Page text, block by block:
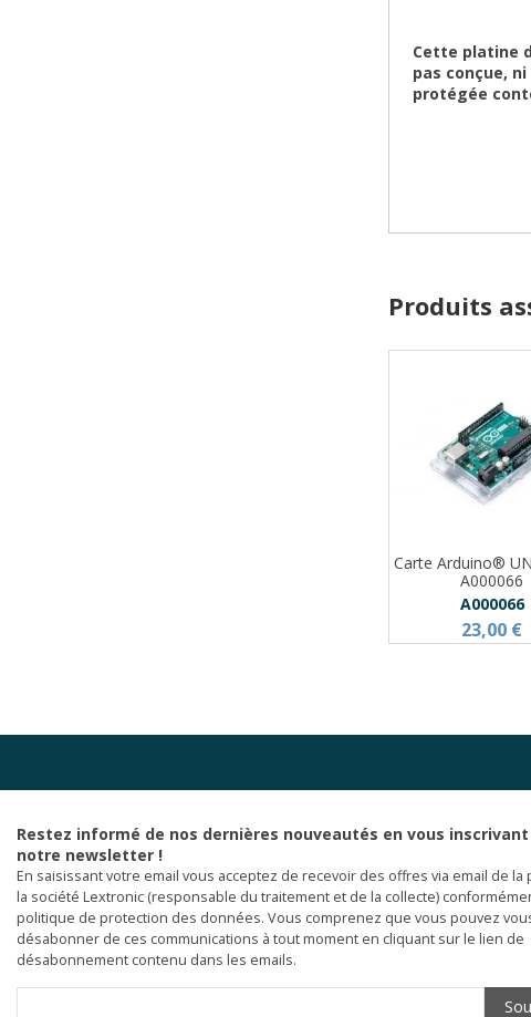
Cette platine
pas conçue,
protégée
Produits
Carte Arduino®
A000066
A000066
23,00 €
Restez informé de nos dernières nouveautés en vous inscrivant
notre newsletter !
En saisissant votre email vous acceptez de recevoir des offres via email de la
la société Lextronic (responsable du traitement et de la collecte)
politique de protection des données. Vous comprenez que vous pouvez
désabonner de ces communications à tout moment en cliquant sur le lien de
désabonnement contenu dans les emails.